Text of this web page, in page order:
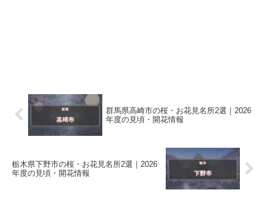
群馬県高崎市の桜・お花見名所2選｜2026
年度の見頃・開花情報
栃木県下野市の桜・お花見名所2選｜2026
年度の見頃・開花情報